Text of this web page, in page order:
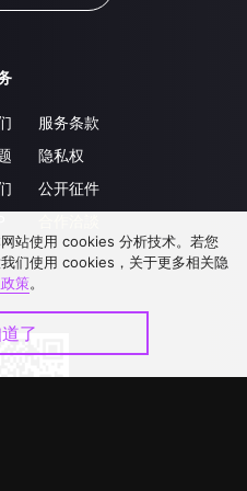
服务条款
隐私权
公开征件
站使用 cookies 分析技术。若您
们使用 cookies，关于更多相关隐
策。
了